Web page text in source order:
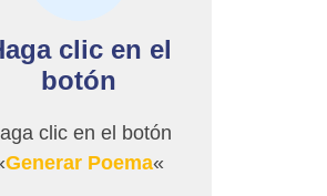
clic en el
botón
clic en el botón
Generar Poema«